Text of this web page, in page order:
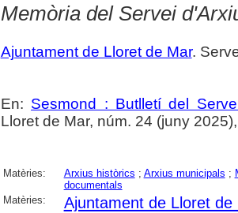
Memòria del Servei
Ajuntament de Lloret de Mar.
En: Sesmond : Butlletí del
Lloret de Mar, núm. 24 (juny
Matèries: Arxius històrics ; Arxius municipals ;
documentals
Matèries:
Ajuntament de Lloret de